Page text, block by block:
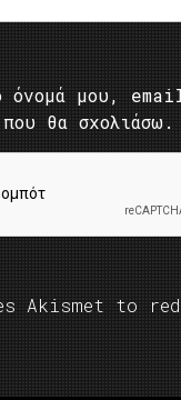
όνομά μου,
θα σχολιάσω.
Akismet to